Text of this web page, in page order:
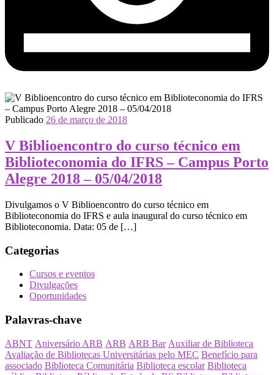
Publicado 26 de março de 2018
V Biblioencontro do curso técnico em
Biblioteconomia do IFRS – Campus Porto
Alegre 2018 – 05/04/2018
Divulgamos o V Biblioencontro do curso técnico em
Biblioteconomia do IFRS e aula inaugural do curso técnico em
Biblioteconomia. Data: 05 de […]
Categorias
Cursos e eventos
Divulgações
Oportunidades
Palavras-chave
ABNT Aniversário ARB ARB ARB Bar Auxiliar de Biblioteca
Avaliação de Bibliotecas Universitárias pelo MEC Benefício para
associado Biblioteca Comunitária Biblioteca escolar Biblioteca